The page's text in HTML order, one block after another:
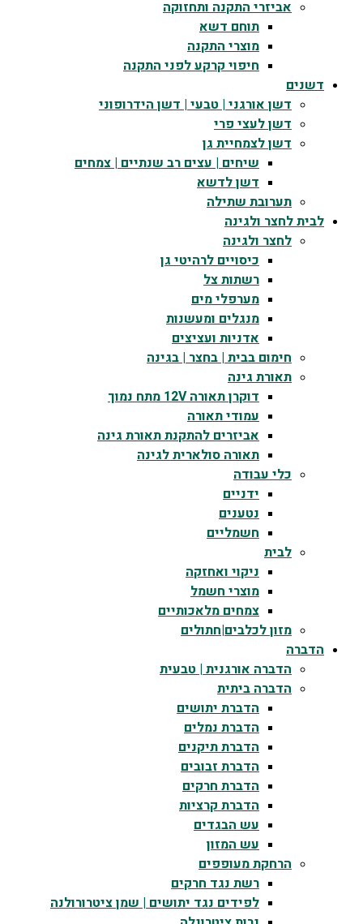
אביזרי התקנה ותחזוקה
תוחם דשא
מוצרי התקנה
חיפוי קרקע לפני התקנה
דשנים
דשן אורגני | טבעי | דשן הידרופוני
דשן לעצי פרי
דשן לצמחיית גן
שיחים | עצים רב שנתיים | צמחים
דשן לדשא
תערובת שתילה
לבית לחצר ולגינה
לחצר ולגינה
כיסויים לרהיטי גן
רשתות צל
מערפלי מים
מנגלים ומעשנות
אדניות ועציצים
חימום בבית | בחצר | בגינה
תאורת גינה
דוקרן תאורה 12V מתח נמוך
עמודי תאורה
אביזרים להתקנת תאורת גינה
תאורה סולארית לגינה
כלי עבודה
ידניים
נטענים
חשמליים
לבית
ניקוי ואחזקה
מוצרי חשמל
צמחים מלאכותיים
מזון לכלבים|חתולים
הדברה
הדברה אורגנית | טבעית
הדברה ביתית
הדברת יתושים
הדברת נמלים
הדברת תיקנים
הדברת זבובים
הדברת חרקים
הדברת קרציות
עש הבגדים
עש המזון
הרחקת מעופפים
רשת נגד חרקים
לפידים נגד יתושים | שמן ציטרורולנה